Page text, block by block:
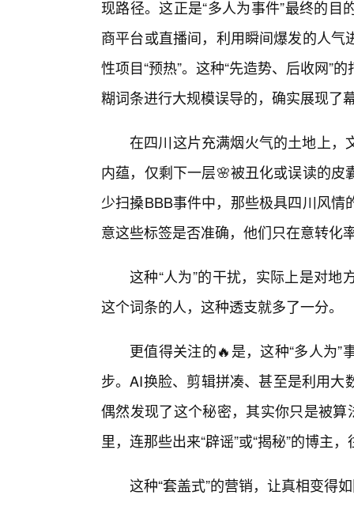
现路径。这正是“多人为事件”最终的
商平台或直播间，利用瞬间爆发的人
性项目“预热”。这种“先造势、后收网”
糊词条进行大规模误导的，确实展现了
在四川这片充满烟火气的土地上，
内蕴，仅剩下一层🌸被丑化或误读的
少扫搡BBB事件中，那些极具四川风
意这些标签是否准确，他们只在意转化
这种“人为”的干扰，实际上是对
这个词条的人，这种透支就多了一分。
更值得关注的🔥是，这种“多人为
步。AI换脸、剪辑拼凑、甚至是利用
偶然发现了这个秘密，其实你只是被
里，连那些出来“辟谣”或“揭秘”的博主
这种“套盖式”的营销，让真相变得